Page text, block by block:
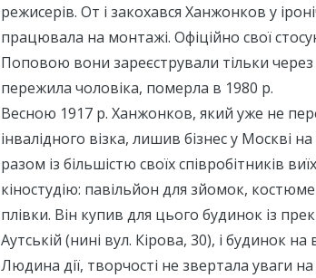
режисерів. От і закохався Ханжонков у
працювала на монтажі. Офіційно свої
Поповою вони зареєстрували тільки через
пережила чоловіка, померла в 1980 р.
Весною 1917 р. Ханжонков, який уже не
інвалідного візка, лишив бізнес у Москві
разом із більшістю своїх співробітників
кіностудію: павільйон для зйомок,
плівки. Він купив для цього будинок із
Аутській (нині вул. Кірова, 30), і будинок на
Людина дії, творчості не звертала уваги